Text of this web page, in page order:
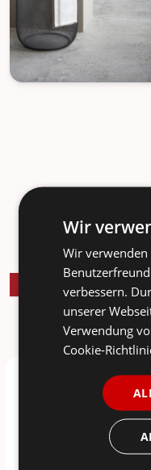
Wäschekörbe
Wir
Wir
verbessern.
unserer
Verwendung
Cookie-